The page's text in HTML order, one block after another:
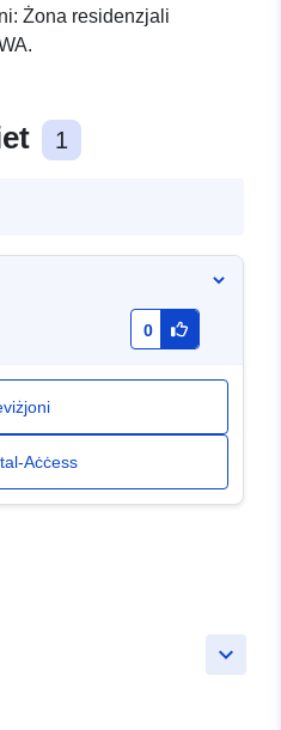
Żona residenzjali
1
0
Aċċess
keyboard_arrow_down